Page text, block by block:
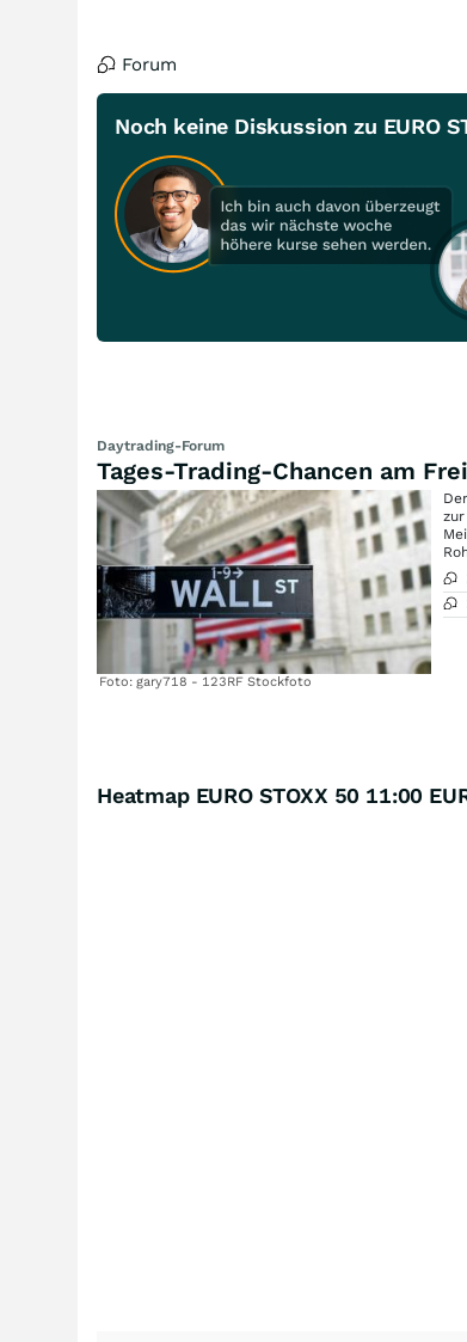
Forum
Noch keine Diskussion zu EURO
Daytrading-Forum
Tages-Trading-Chancen am
Foto: gary718 - 123RF Stockfoto
Heatmap EURO STOXX 50 11:00